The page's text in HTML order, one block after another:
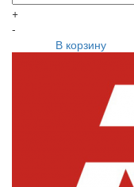
+
-
В корзину